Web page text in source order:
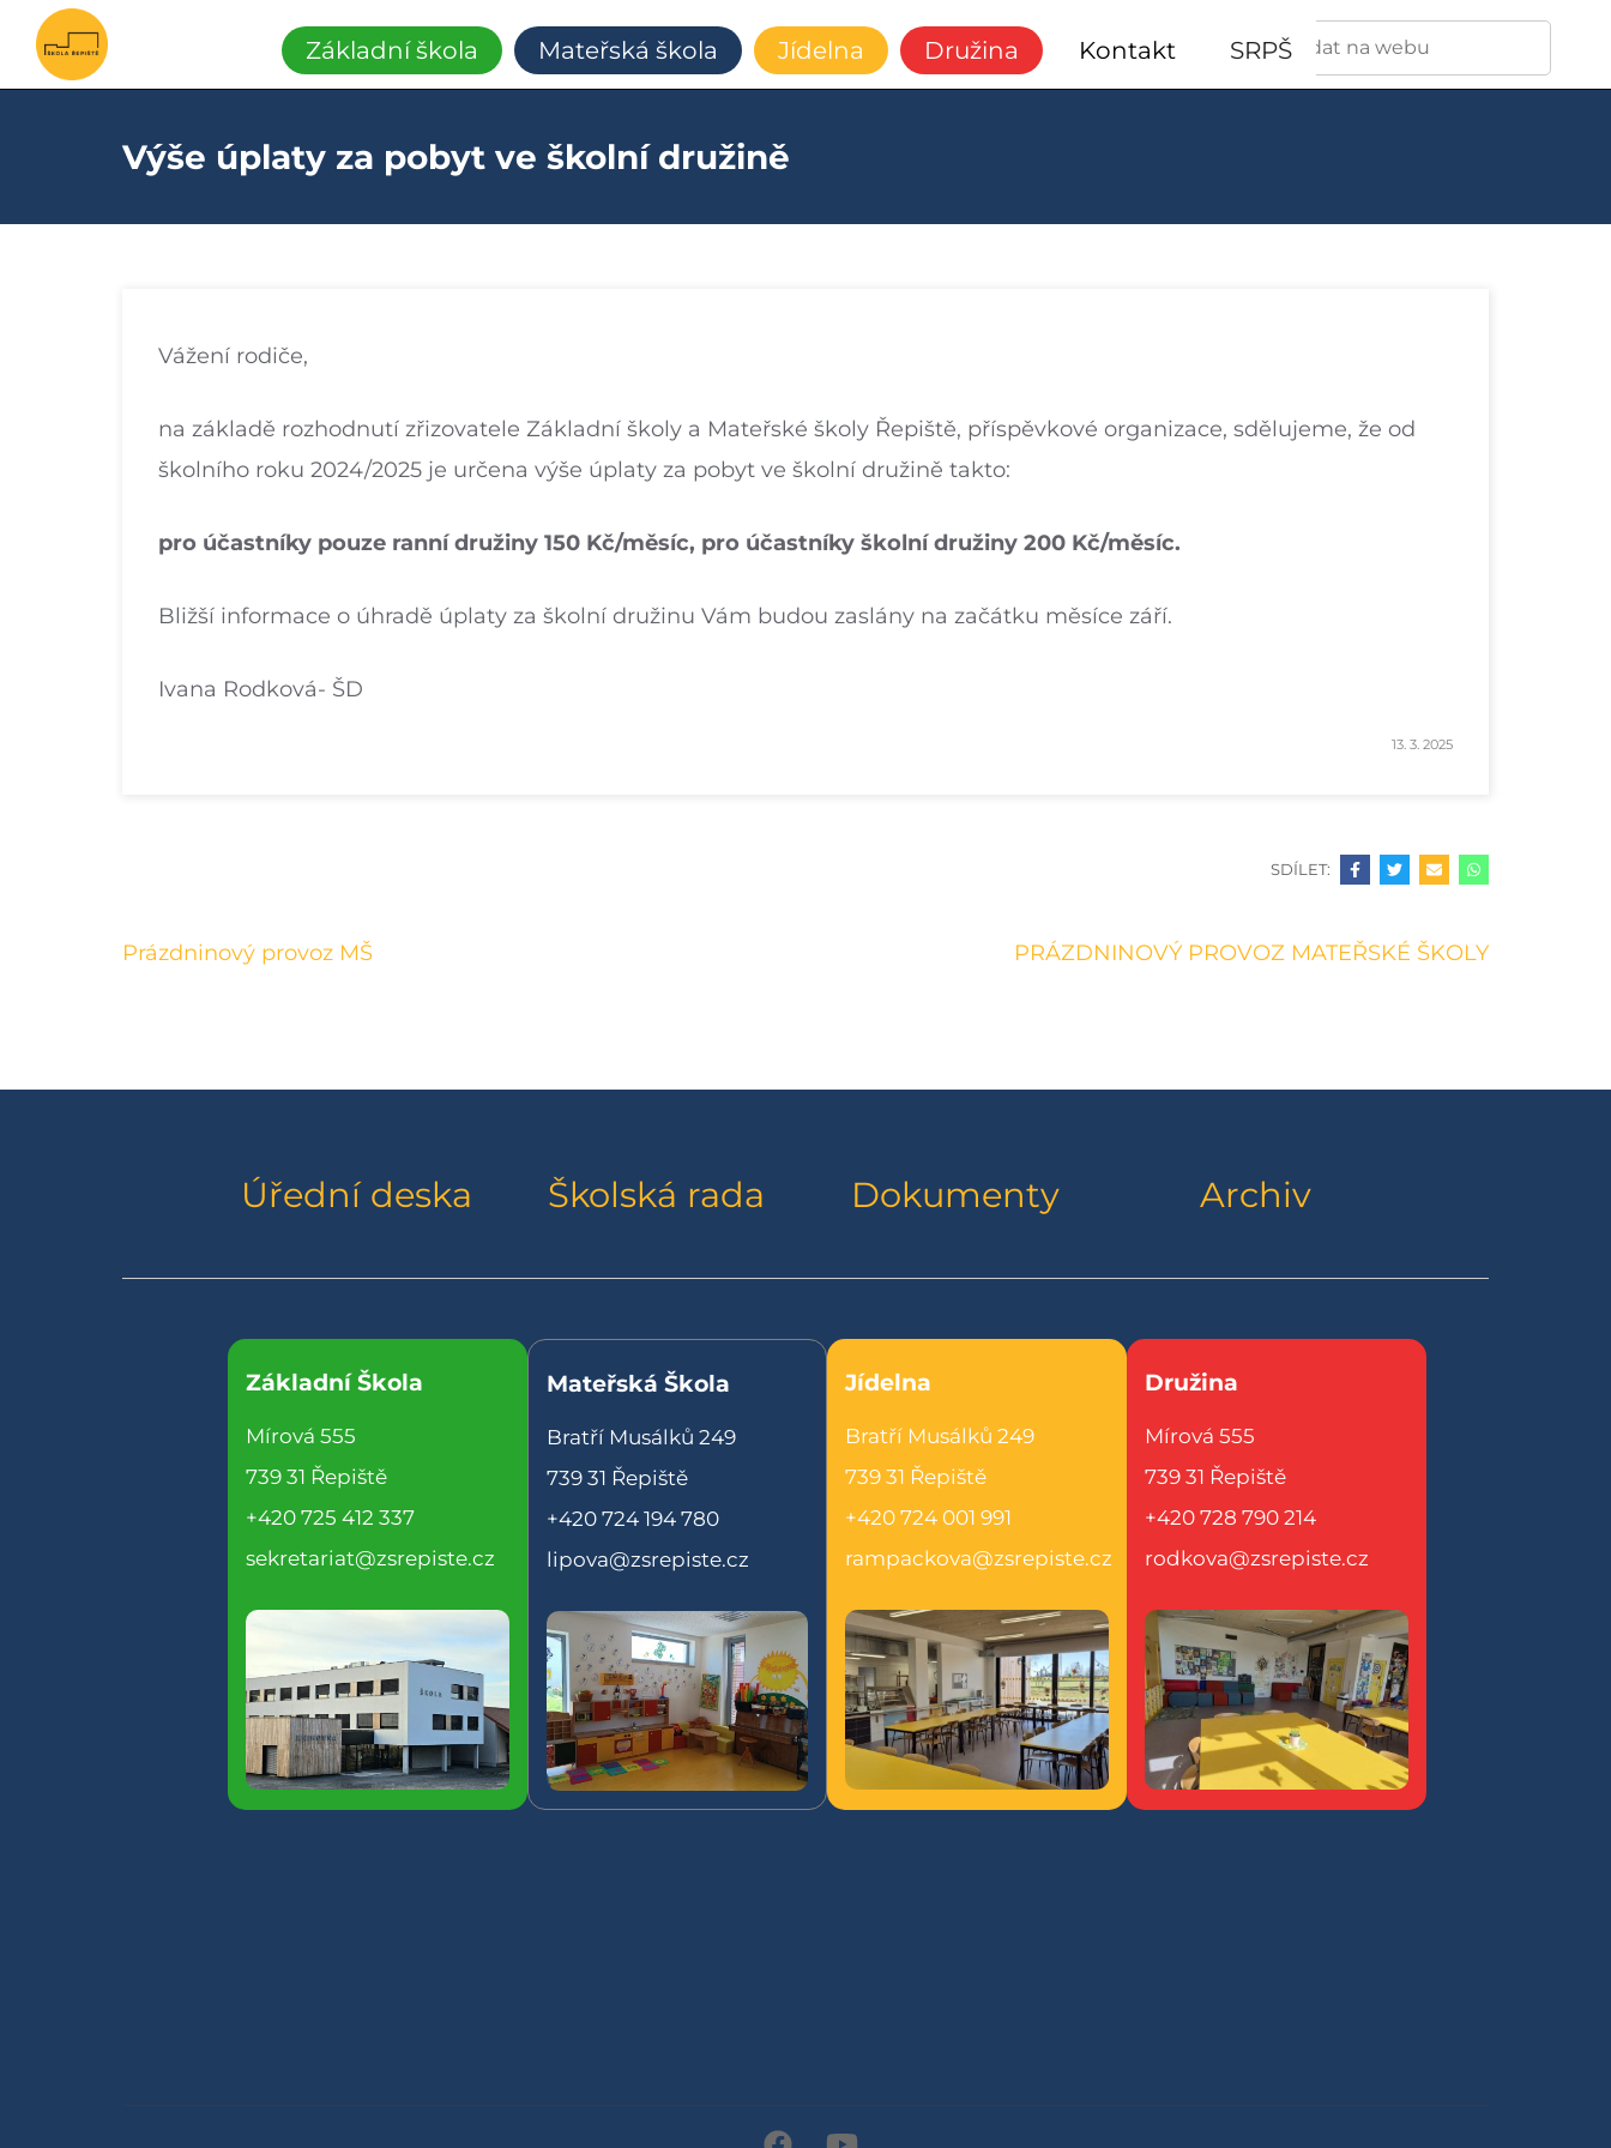
Základní
S
Základní škola Mateřská škola Jídelna Družina Kontakt SRPŠVyhledávání
Výše úplaty za pobyt ve školní družině
Vážení rodiče,
na základě rozhodnutí zřizovatele Základní školy a Mateřské školy Řepiště, příspěvkové organizace, sdělujeme, že od
školního roku 2024/2025 je určena výše úplaty za pobyt ve školní družině takto:
pro účastníky pouze ranní družiny 150 Kč/měsíc, pro účastníky školní družiny 200 Kč/měsíc.
Bližší informace o úhradě úplaty za školní družinu Vám budou zaslány na začátku měsíce září.
Ivana Rodková- ŠD
13. 3. 2025
SDÍLET:
Navigace
Prázdninový provoz MŠ PRÁZDNINOVÝ PROVOZ MATEŘSKÉ ŠKOLY
Úřední deska Školská rada Dokumenty Archiv
Základní Škola
Mírová 555
739 31 Řepiště
+420 725 412 337
sekretariat@zsrepiste.cz
Mateřská Škola
Bratří Musálků 249
739 31 Řepiště
+420 724 194 780
lipova@zsrepiste.cz
Jídelna
Bratří Musálků 249
739 31 Řepiště
+420 724 001 991
rampackova@zsrepiste.cz
Družina
Mírová 555
739 31 Řepiště
+420 728 790 214
rodkova@zsrepiste.cz